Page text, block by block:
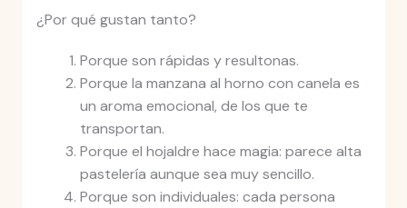
¿Por qué gustan tanto?
Porque son rápidas y resultonas.
Porque la manzana al horno con canela es
un aroma emocional, de los que te
transportan.
Porque el hojaldre hace magia: parece alta
pastelería aunque sea muy sencillo.
Porque son individuales: cada persona